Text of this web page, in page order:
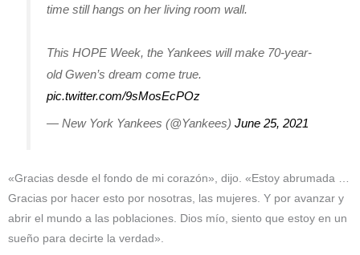
time still hangs on her living room wall.
This HOPE Week, the Yankees will make 70-year-
old Gwen’s dream come true.
pic.twitter.com/9sMosEcPOz
— New York Yankees (@Yankees) June 25, 2021
«Gracias desde el fondo de mi corazón», dijo. «Estoy abrumada …
Gracias por hacer esto por nosotras, las mujeres. Y por avanzar y
abrir el mundo a las poblaciones. Dios mío, siento que estoy en un
sueño para decirte la verdad».